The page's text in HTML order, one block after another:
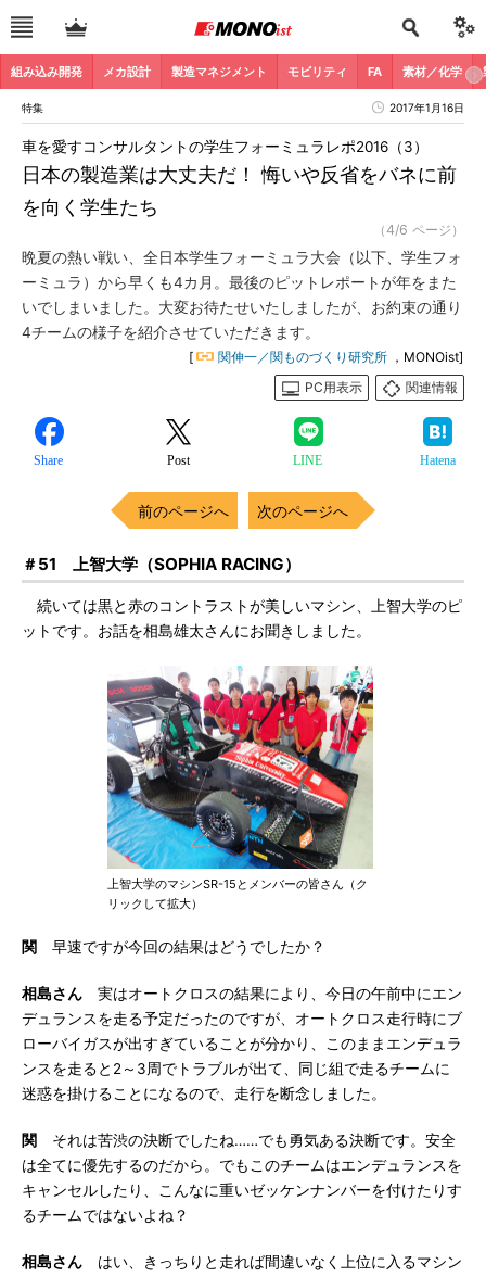
組み込み開発 メカ設計 製造マネジメント モビリティ FA 素材／化学
特集 2017年1月16日
日本の製造業は大丈夫だ！ 悔いや反省をバネに前
を向く学生たち
車を愛すコンサルタントの学生フォーミュラレポ2016（3）
（4/6 ページ）
晩夏の熱い戦い、全日本学生フォーミュラ大会（以下、学生フォ
ーミュラ）から早くも4カ月。最後のピットレポートが年をまた
いでしまいました。大変お待たせいたしましたが、お約束の通り
4チームの様子を紹介させていただきます。
[ 関伸一／関ものづくり研究所 ，MONOist]
PC用表示
関連情報
Share Post LINE Hatena
前のページへ 次のページへ
＃51 上智大学（SOPHIA RACING）
続いては黒と赤のコントラストが美しいマシン、上智大学のピ
ットです。お話を相島雄太さんにお聞きしました。
上智大学のマシンSR-15とメンバーの皆さん（ク
リックして拡大）
関 早速ですが今回の結果はどうでしたか？
相島さん 実はオートクロスの結果により、今日の午前中にエン
デュランスを走る予定だったのですが、オートクロス走行時にブ
ローバイガスが出すぎていることが分かり、このままエンデュラ
ンスを走ると2～3周でトラブルが出て、同じ組で走るチームに
迷惑を掛けることになるので、走行を断念しました。
関 それは苦渋の決断でしたね……でも勇気ある決断です。安全
は全てに優先するのだから。でもこのチームはエンデュランスを
キャンセルしたり、こんなに重いゼッケンナンバーを付けたりす
るチームではないよね？
相島さん はい、きっちりと走れば間違いなく上位に入るマシン